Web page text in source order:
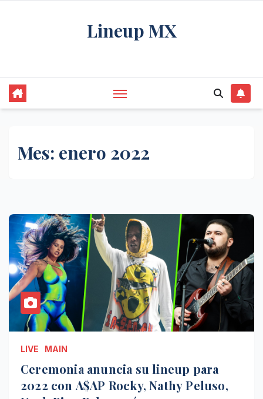
Lineup MX
Mes: enero 2022
LIVE MAIN
Ceremonia anuncia su lineup para
2022 con A$AP Rocky, Nathy Peluso,